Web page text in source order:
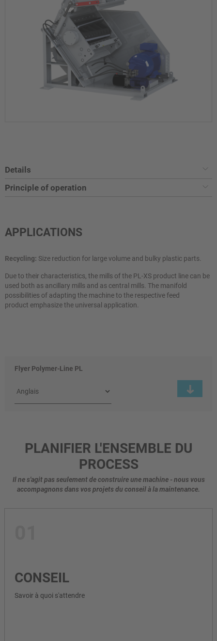
Details
Principle of operation
APPLICATIONS
Recycling: Size reduction for large volume and bulky plastic parts.
Due to their characteristics, the mills of the PL-XS product line can be
used both as ancillary mills and as central mills. The manifold
possibilities of adapting the machine to the respective feed
product emphasize the universal application.
Flyer Polymer-Line PL
PLANIFIER L'ENSEMBLE DU
PROCESS
Il ne s'agit pas seulement de construire une machine - nous vous
accompagnons dans vos projets du conseil à la maintenance.
CONSEIL
Savoir à quoi s'attendre